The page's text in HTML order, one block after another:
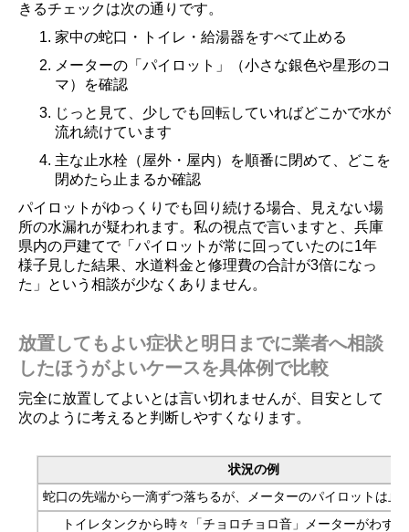
きるチェックは次の通りです。
家中の蛇口・トイレ・給湯器をすべて止める
メーターの「パイロット」（小さな銀色や星形のコ
マ）を確認
じっと見て、少しでも回転していればどこかで水が
流れ続けています
主な止水栓（屋外・屋内）を順番に閉めて、どこを
閉めたら止まるか確認
パイロットがゆっくりでも回り続ける場合、見えない場
所の水漏れが疑われます。私の視点で言いますと、兵庫
県内の戸建てで「パイロットが常に回っていたのに1年
様子見した結果、水道料金と修理費の合計が3倍になっ
た」という相談が少なくありません。
放置してもよい症状と明日までに業者へ相談
したほうがよいケースを具体例で比較
完全に放置してよいとは言い切れませんが、目安として
次のように考えると判断しやすくなります。
状況の例
蛇口の先端から一滴ずつ落ちるが、メーターのパイロットは止
トイレタンクから時々「チョロチョロ音」メーターがわず